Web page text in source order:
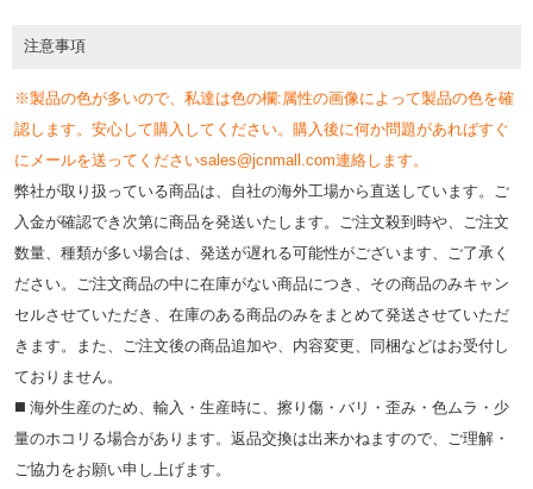
注意事項
※製品の色が多いので、私達は色の欄:属性の画像によって製品の色を確
認します。安心して購入してください。購入後に何か問題があればすぐ
にメールを送ってくださいsales@jcnmall.com連絡します。
弊社が取り扱っている商品は、自社の海外工場から直送しています。ご
入金が確認でき次第に商品を発送いたします。ご注文殺到時や、ご注文
数量、種類が多い場合は、発送が遅れる可能性がございます、ご了承く
ださい。ご注文商品の中に在庫がない商品につき、その商品のみキャン
セルさせていただき、在庫のある商品のみをまとめて発送させていただ
きます。また、ご注文後の商品追加や、内容変更、同梱などはお受付し
ておりません。
◼️ 海外⽣産のため、輸⼊・⽣産時に、擦り傷・バリ・歪み・色ムラ・少
量のホコリる場合があります。返品交換は出来かねますので、ご理解・
ご協⼒をお願い申し上げます。